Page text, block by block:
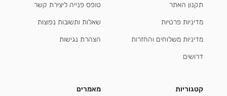
תקנון האתר
מדיניות פרטיות
מדיניות משלוחים והחזרות
דרושים
טופס פנייה ליצירת קשר
שאלות ותשובות נפוצות
הצהרת נגישות
קטגוריות
מאמרים